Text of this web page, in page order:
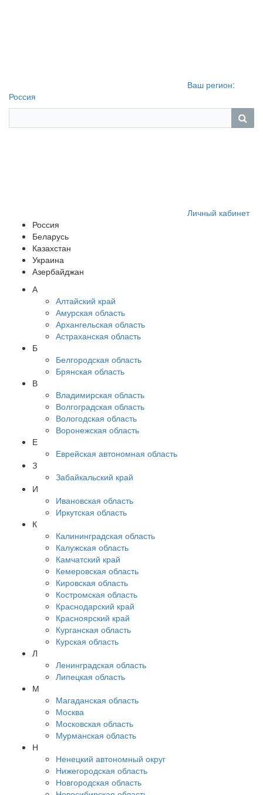
Ваш регион:
Россия
Личный кабинет
Россия
Беларусь
Казахстан
Украина
Азербайджан
А
Алтайский край
Амурская область
Архангельская область
Астраханская область
Б
Белгородская область
Брянская область
В
Владимирская область
Волгоградская область
Вологодская область
Воронежская область
Е
Еврейская автономная область
З
Забайкальский край
И
Ивановская область
Иркутская область
К
Калининградская область
Калужская область
Камчатский край
Кемеровская область
Кировская область
Костромская область
Краснодарский край
Красноярский край
Курганская область
Курская область
Л
Ленинградская область
Липецкая область
М
Магаданская область
Москва
Московская область
Мурманская область
Н
Ненецкий автономный округ
Нижегородская область
Новгородская область